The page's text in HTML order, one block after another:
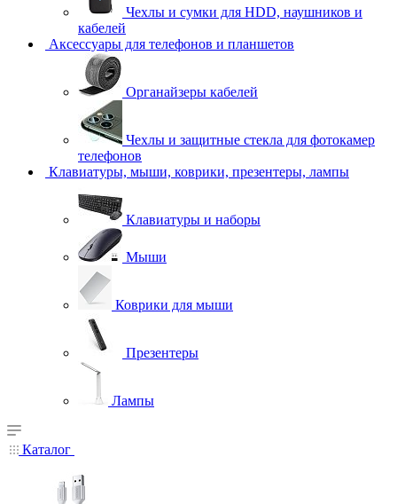
Чехлы и сумки для HDD, наушников и
кабелей
Аксессуары для телефонов и планшетов
Органайзеры кабелей
Чехлы и защитные стекла для фотокамер
телефонов
Клавиатуры, мыши, коврики, презентеры, лампы
Клавиатуры и наборы
Мыши
Коврики для мыши
Презентеры
Лампы
Каталог